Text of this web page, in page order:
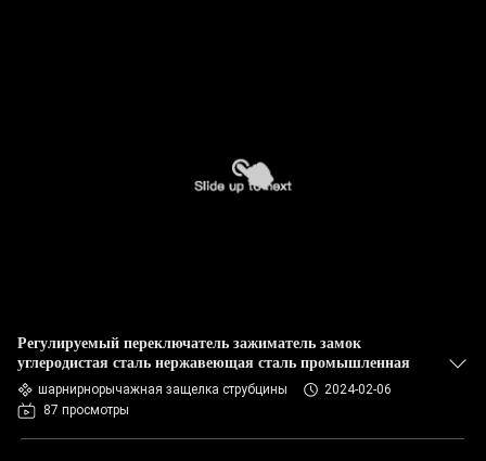
Регулируемый переключатель зажиматель замок
углеродистая сталь нержавеющая сталь промышленная
шарнирнорычажная защелка струбцины
2024-02-06
87 просмотры